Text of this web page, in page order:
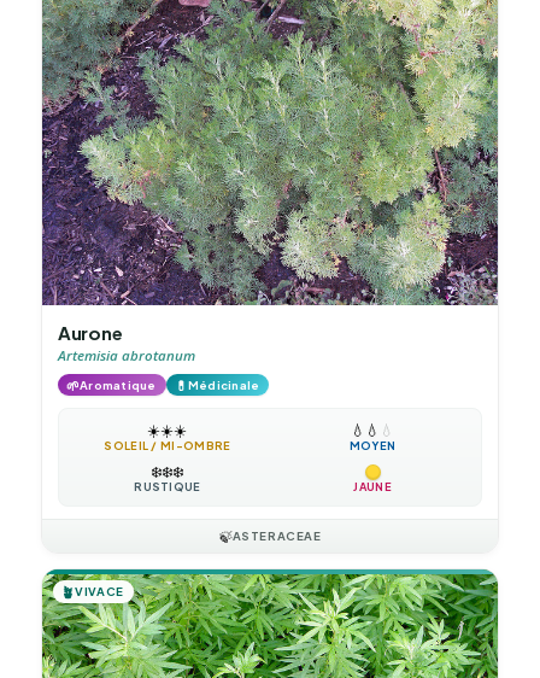
Aurone
Artemisia abrotanum
🌱Aromatique 💊 Médicinale
☀️☀️☀️
SOLEIL / MI-OMBRE
💧 💧 💧
MOYEN
❄️❄️❄️
RUSTIQUE JAUNE
🍃ASTERACEAE
🪴VIVACE